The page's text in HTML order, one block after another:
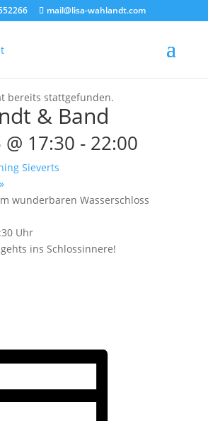
mail@lisa-wahlandt.com
bereits stattgefunden.
& Band
17:30 - 22:00
Sieverts
»
wunderbaren Wasserschloss
Uhr
ins Schlossinnere!